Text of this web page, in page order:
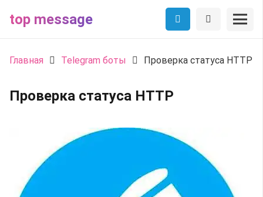
top message
Главная Telegram боты Проверка статуса HTTP
Проверка статуса HTTP